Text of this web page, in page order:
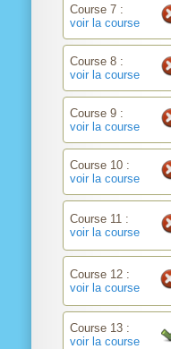
Course 7 :
voir la course
Course 8 :
voir la course
Course 9 :
voir la course
Course 10 :
voir la course
Course 11 :
voir la course
Course 12 :
voir la course
Course 13 :
voir la course